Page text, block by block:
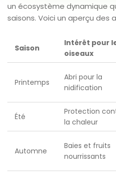
un écosystème dynamique
saisons. Voici un aperçu des
Saison
Intérêt pour
oiseaux
Printemps
Abri pour la
nidification
Été
Protection
la chaleur
Automne
Baies et fruits
nourrissants